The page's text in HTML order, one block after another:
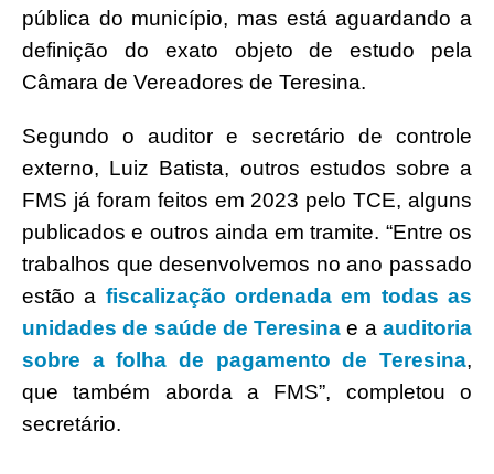
pública do município, mas está aguardando a
definição do exato objeto de estudo pela
Câmara de Vereadores de Teresina.
Segundo o auditor e secretário de controle
externo, Luiz Batista, outros estudos sobre a
FMS já foram feitos em 2023 pelo TCE, alguns
publicados e outros ainda em tramite. “Entre os
trabalhos que desenvolvemos no ano passado
estão a fiscalização ordenada em todas as
unidades de saúde de Teresina e aauditoria
sobre a folha de pagamento de Teresina,
que também aborda a FMS”, completou o
secretário.